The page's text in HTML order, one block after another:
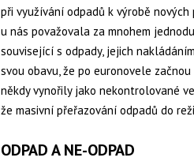
při využívání odpadů k výrobě
u nás považovala za mnohem
související s odpady, jejich
svou obavu, že po euronovele
někdy vynořily jako nekontrolované
že masivní přeřazování odpadů do
ODPAD A NE-ODPAD